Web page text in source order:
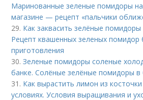
Маринованные зеленые помидоры на
магазине — рецепт «пальчики
29. Как заквасить зелёные
Рецепт квашенных зеленых помидор
приготовления
30.Зеленые помидоры соленые
банке. Солёные зелёные помидоры в
31. Как вырастить лимон из
условиях. Условия выращивания и